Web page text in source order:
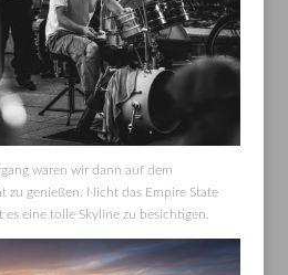
waren wir dann auf dem
zu genießen. Nicht das Empire State
eine tolle Skyline zu besichtigen.